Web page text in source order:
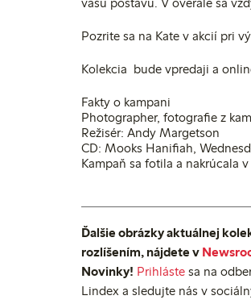
Pozrite sa na Kate v akcií pri
Kolekcia bude vpredaji a
Fakty o kampani
Photographer, fotografie z
Režisér: Andy Margetson
CD: Mooks Hanifiah,
Kampaň sa fotila a nakrúcala
Ďalšie obrázky aktuálnej
rozlíšením, nájdete v
Novinky! Prihláste sa na
Lindex a sledujte nás v